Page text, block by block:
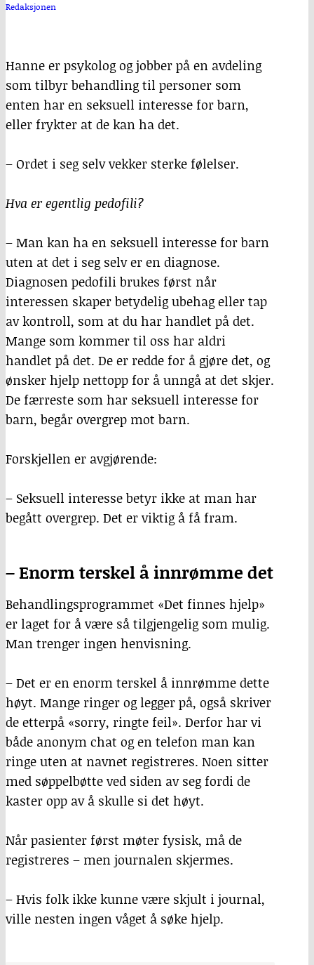
Redaksjonen
Hanne er psykolog og jobber på en avdeling
som tilbyr behandling til personer som
enten har en seksuell interesse for barn,
eller frykter at de kan ha det.
– Ordet i seg selv vekker sterke følelser.
Hva er egentlig pedofili?
– Man kan ha en seksuell interesse for barn
uten at det i seg selv er en diagnose.
Diagnosen pedofili brukes først når
interessen skaper betydelig ubehag eller tap
av kontroll, som at du har handlet på det.
Mange som kommer til oss har aldri
handlet på det. De er redde for å gjøre det, og
ønsker hjelp nettopp for å unngå at det skjer.
De færreste som har seksuell interesse for
barn, begår overgrep mot barn.
Forskjellen er avgjørende:
– Seksuell interesse betyr ikke at man har
begått overgrep. Det er viktig å få fram.
– Enorm terskel å innrømme det
Behandlingsprogrammet «Det finnes hjelp»
er laget for å være så tilgjengelig som mulig.
Man trenger ingen henvisning.
– Det er en enorm terskel å innrømme dette
høyt. Mange ringer og legger på, også skriver
de etterpå «sorry, ringte feil». Derfor har vi
både anonym chat og en telefon man kan
ringe uten at navnet registreres. Noen sitter
med søppelbøtte ved siden av seg fordi de
kaster opp av å skulle si det høyt.
Når pasienter først møter fysisk, må de
registreres – men journalen skjermes.
– Hvis folk ikke kunne være skjult i journal,
ville nesten ingen våget å søke hjelp.